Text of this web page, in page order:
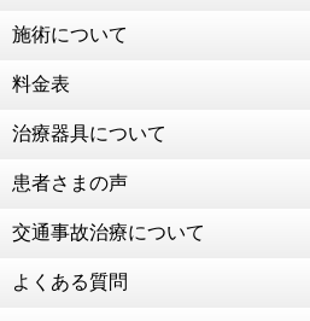
124年ぶりの節分
成人のお祝いをいただきました！
お子様連れの患者様も大歓迎！
施術について
料金表
治療器具について
患者さまの声
交通事故治療について
よくある質問